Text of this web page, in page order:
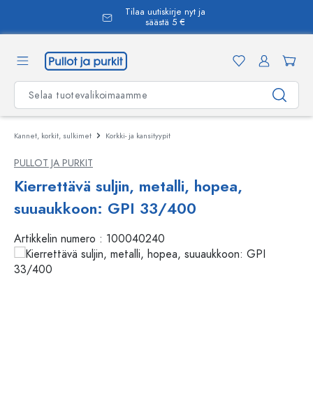
Tilaa uutiskirje nyt ja
säästä 5 €
Kannet, korkit, sulkimet Korkki- ja kansityypit
PULLOT JA PURKIT
Kierrettävä suljin, metalli, hopea,
suuaukkoon: GPI 33/400
Artikkelin numero : 100040240